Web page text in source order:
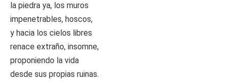
la piedra ya, los muros
impenetrables, hoscos,
y hacia los cielos libres
renace extraño, insomne,
proponiendo la vida
desde sus propias ruinas.